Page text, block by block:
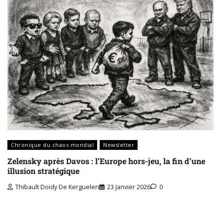
Chronique du chaos mondial Newsletter
Zelensky après Davos : l’Europe hors-jeu, la fin d’une
illusion stratégique
Thibault Doidy De Kerguelen 23 Janvier 2026 0